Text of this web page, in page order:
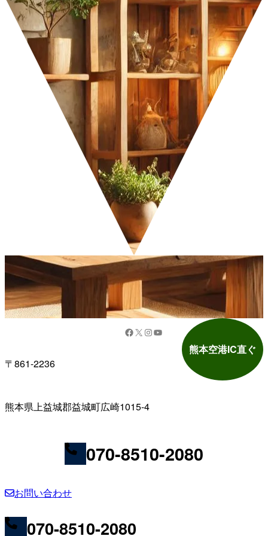
Facebook X Instagram YouTube
〒861-2236
熊本県上益城郡益城町広崎1015-4
熊本空港IC直ぐ
070-8510-2080
お問い合わせ
070-8510-2080